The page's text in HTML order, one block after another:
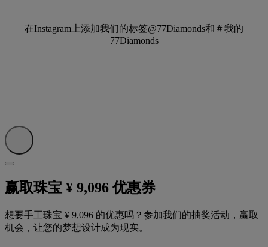
在Instagram上添加我们的标签@77Diamonds和＃我的
77Diamonds
赢取珠宝 ¥ 9,096 优惠券
想要手工珠宝 ¥ 9,096 的优惠吗？参加我们的抽奖活动，赢取
机会，让您的梦想设计成为现实。